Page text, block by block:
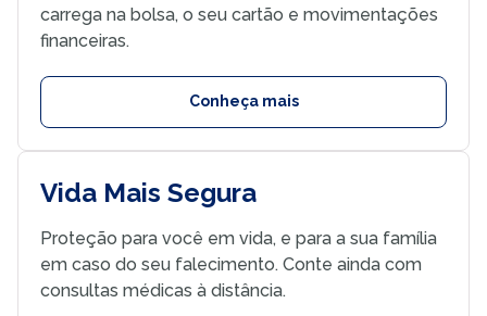
carrega na bolsa, o seu cartão e movimentações
financeiras.
Conheça mais
Vida Mais Segura
Proteção para você em vida, e para a sua família
em caso do seu falecimento. Conte ainda com
consultas médicas à distância.